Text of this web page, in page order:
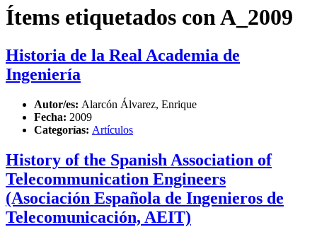
Ítems etiquetados con A_2009
Historia de la Real Academia de
Ingeniería
Autor/es: Alarcón Álvarez, Enrique
Fecha: 2009
Categorías: Artículos
History of the Spanish Association of
Telecommunication Engineers
(Asociación Española de Ingenieros de
Telecomunicación, AEIT)